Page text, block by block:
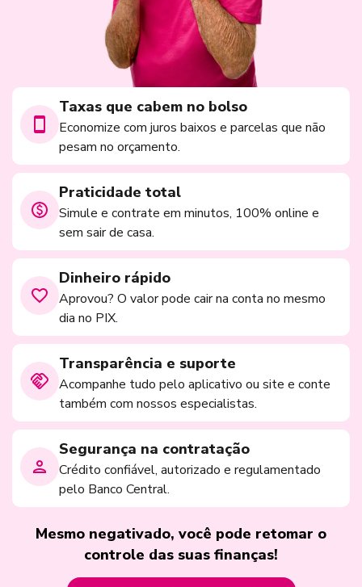
Taxas que cabem no bolso
Economize com juros baixos e parcelas que não
pesam no orçamento.
Praticidade total
Simule e contrate em minutos, 100% online e
sem sair de casa.
Dinheiro rápido
Aprovou? O valor pode cair na conta no mesmo
dia no PIX.
Transparência e suporte
Acompanhe tudo pelo aplicativo ou site e conte
também com nossos especialistas.
Segurança na contratação
Crédito confiável, autorizado e regulamentado
pelo Banco Central.
Mesmo negativado, você pode retomar o
controle das suas finanças!